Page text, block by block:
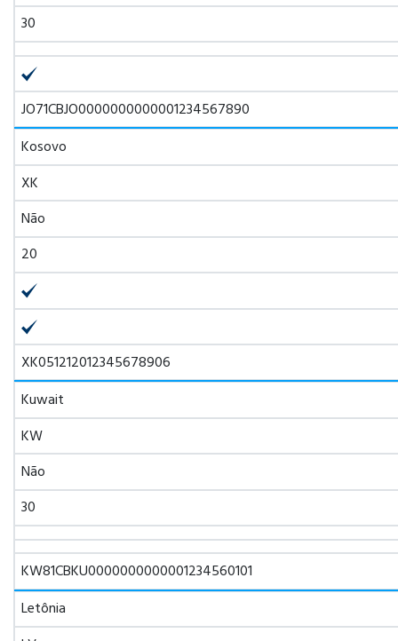
30
JO71CBJO0000000000001234567890
Kosovo
XK
Não
20
XK051212012345678906
Kuwait
KW
Não
30
KW81CBKU0000000000001234560101
Letônia